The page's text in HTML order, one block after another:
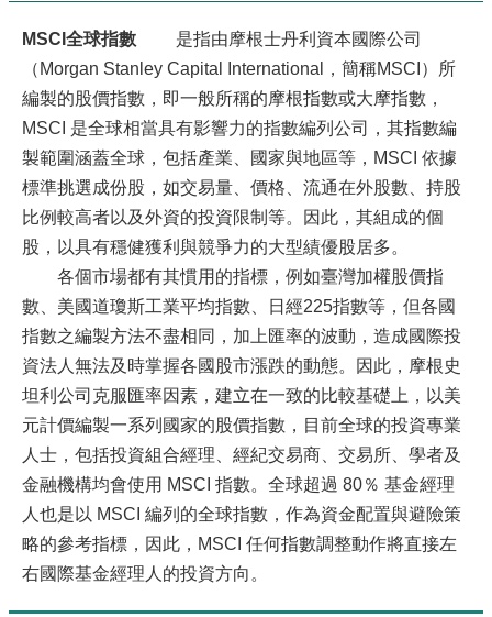
MSCI全球指數 是指由摩根士丹利資本國際公司
（Morgan Stanley Capital International，簡稱MSCI）所
編製的股價指數，即一般所稱的摩根指數或大摩指數，
MSCI 是全球相當具有影響力的指數編列公司，其指數編
製範圍涵蓋全球，包括產業、國家與地區等，MSCI 依據
標準挑選成份股，如交易量、價格、流通在外股數、持股
比例較高者以及外資的投資限制等。因此，其組成的個
股，以具有穩健獲利與競爭力的大型績優股居多。
各個市場都有其慣用的指標，例如臺灣加權股價指
數、美國道瓊斯工業平均指數、日經225指數等，但各國
指數之編製方法不盡相同，加上匯率的波動，造成國際投
資法人無法及時掌握各國股市漲跌的動態。因此，摩根史
坦利公司克服匯率因素，建立在一致的比較基礎上，以美
元計價編製一系列國家的股價指數，目前全球的投資專業
人士，包括投資組合經理、經紀交易商、交易所、學者及
金融機構均會使用 MSCI 指數。全球超過 80％ 基金經理
人也是以 MSCI 編列的全球指數，作為資金配置與避險策
略的參考指標，因此，MSCI 任何指數調整動作將直接左
右國際基金經理人的投資方向。